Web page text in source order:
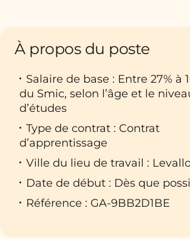
À propos du poste
Salaire de base : Entre 27% à
du Smic, selon l’âge et le
d’études
Type de contrat : Contrat
d’apprentissage
Ville du lieu de travail :
Date de début : Dès que
Référence : GA-9BB2D1BE